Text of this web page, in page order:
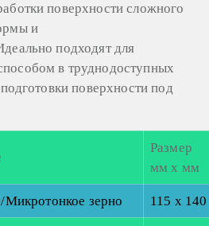
поверхности сложного
и
подходят для
в труднодоступных
поверхности под
Размер
мм х мм
зерно 115 х